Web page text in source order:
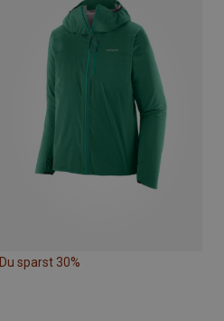
Du sparst 30%